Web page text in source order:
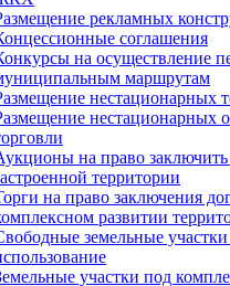
рекламных
соглашения
на осуществление
маршрутам
нестационарных
нестационарных
на право заключить
территории
на право заключения
развитии
земельные
участки под